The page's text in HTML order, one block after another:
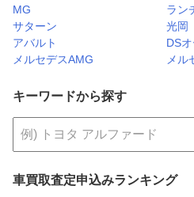
MG
ラン
サターン
光岡
アバルト
DS
メルセデスAMG
メル
キーワードから探す
車買取査定申込みランキング